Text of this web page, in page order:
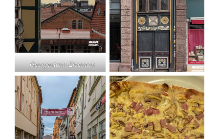
Georgenturm Eisenach